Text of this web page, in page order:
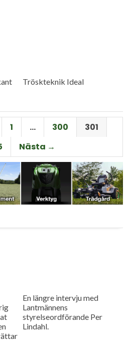
Tröskteknik Ideal
1 … 300
301
Nästa →
En längre intervju med
Lantmännens
styrelseordförande Per
Lindahl.